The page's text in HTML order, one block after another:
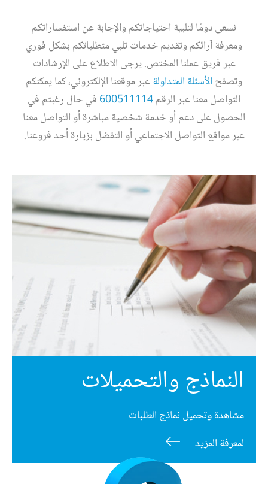
نسعى دومًا لتلبية احتياجاتكم والإجابة عن استفساراتكم
ومعرفة آرائكم وتقديم خدمات تلبي متطلباتكم بشكل فوري
عبر فريق عملنا المختص. يرجى الاطلاع على الإرشادات
وتصفح الأسئلة المتداولةعبر موقعنا الإلكتروني، كما يمكنكم
التواصل معنا عبر الرقم600511114 في حال رغبتم في
الحصول على دعم أو خدمة شخصية مباشرة أو التواصل معنا
عبر مواقع التواصل الاجتماعي أو التفضل بزيارة أحد فروعنا.
النماذج والتحميلات
مشاهدة وتحميل نماذج الطلبات
لمعرفة المزيد